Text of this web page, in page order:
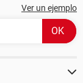
Ver un ejemplo